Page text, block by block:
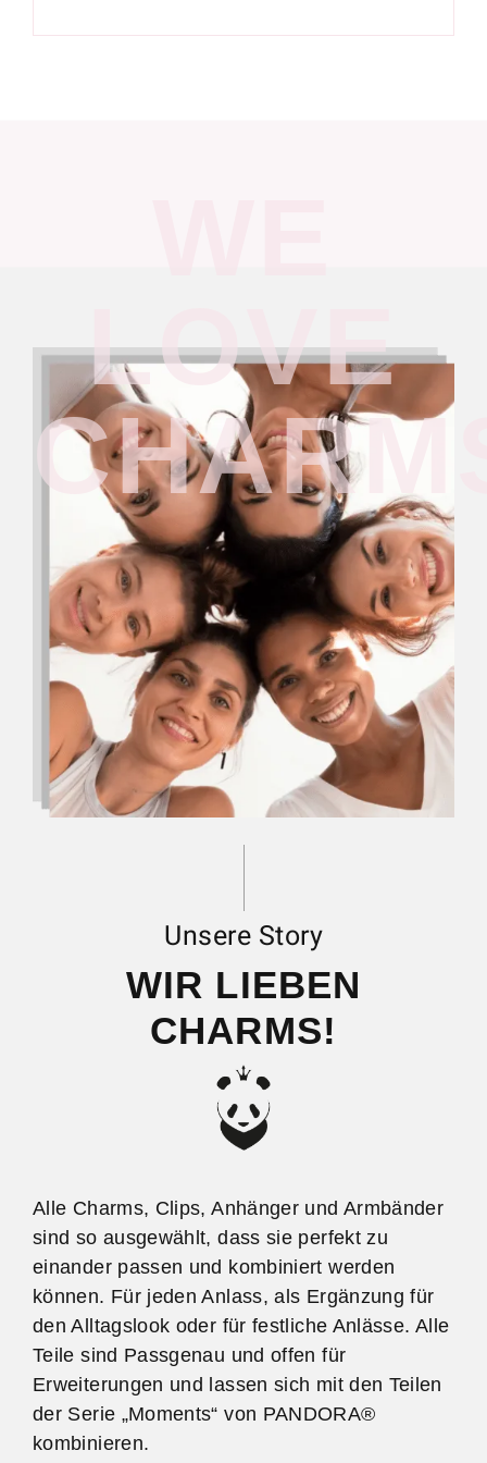
LOVE
Unsere Story
WIR LIEBEN
CHARMS!
Alle Charms, Clips, Anhänger und Armbänder
sind so ausgewählt, dass sie perfekt zu
einander passen und kombiniert werden
können. Für jeden Anlass, als Ergänzung für
den Alltagslook oder für festliche Anlässe. Alle
Teile sind Passgenau und offen für
Erweiterungen und lassen sich mit den Teilen
der Serie „Moments“ von PANDORA®
kombinieren.